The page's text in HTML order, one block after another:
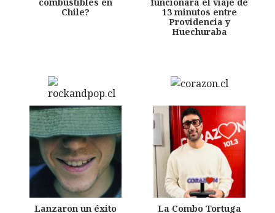
combustibles en
Chile?
funcionará el viaje de
13 minutos entre
Providencia y
Huechuraba
Lanzaron un éxito
La Combo Tortuga